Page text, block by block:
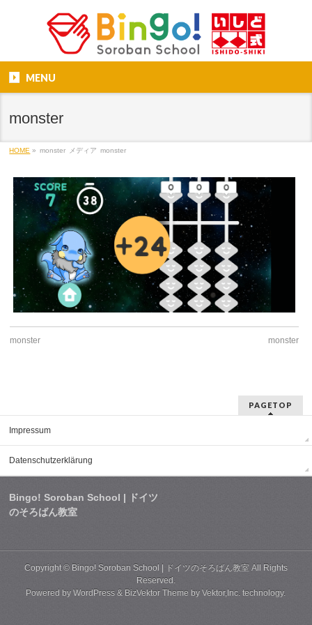
MENU
monster
HOME » monster メディア monster
monster monster
PAGETOP
Impressum
Datenschutzerklärung
Bingo! Soroban School | ドイツ
のそろばん教室
Copyright © Bingo! Soroban School | ドイツのそろばん教室All Rights
Reserved.
Powered byWordPress & BizVektor Theme byVektor,Inc. technology.